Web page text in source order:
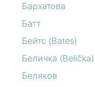
Бархатова
Батт
Бейтс (Bates)
Беличка (Belička)
Беляков